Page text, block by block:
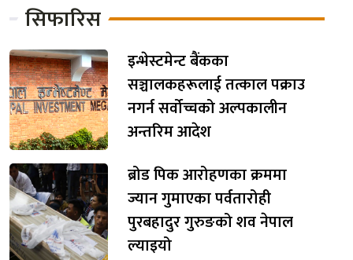
सिफारिस
इन्भेस्टमेन्ट बैंकका
सञ्चालकहरूलाई तत्काल पक्राउ
नगर्न सर्वोच्चको अल्पकालीन
अन्तरिम आदेश
ब्रोड पिक आरोहणका क्रममा
ज्यान गुमाएका पर्वतारोही
पुरबहादुर गुरुङको शव नेपाल
ल्याइयो